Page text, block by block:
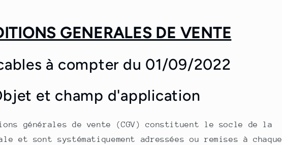
GENERALES DE VENTE
à compter du 01/09/2022
et champ d'application
générales de vente (CGV) constituent le socle de la
et sont systématiquement adressées ou remises à chaque